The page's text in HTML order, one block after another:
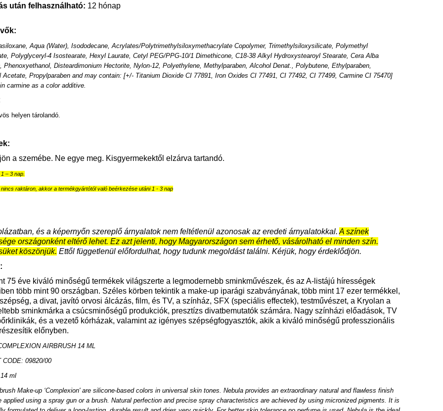
után felhasználható: 12 hónap
Aqua (Water), Isododecane, Acrylates/Polytrimethylsiloxymethacrylate Copolymer, Trimethylsiloxysilicate, Polymethyl
Polyglyceryl-4 Isostearate, Hexyl Laurate, Cetyl PEG/PPG-10/1 Dimethicone, C18-38 Alkyl Hydroxystearoyl Stearate, Cera Alba
Phenoxyethanol, Disteardimonium Hectorite, Nylon-12, Polyethylene, Methylparaben, Alcohol Denat., Polybutene, Ethylparaben,
Acetate, Propylparaben and may contain: [+/- Titanium Dioxide CI 77891, Iron Oxides CI 77491, CI 77492, CI 77499, Carmine CI 75470]
carmine as a color additive.
helyen tárolandó.
a szemébe. Ne egye meg. Kisgyermekektől elzárva tartandó.
– 3 nap.
raktáron, akkor a termékgyártótól való beérkezése utáni 1 - 3 nap
és a képernyőn szereplő árnyalatok nem feltétlenül azonosak az eredeti árnyalatokkal. A színek
országonként eltérő lehet. Ez azt jelenti, hogy Magyarországon sem érhető, vásárolható el minden szín.
köszönjük. Ettől függetlenül előfordulhat, hogy tudunk megoldást találni. Kérjük, hogy érdeklődjön.
75 éve kiváló minőségű termékek világszerte a legmodernebb sminkművészek, és az A-listájú hírességek
több mint 90 országban. Széles körben tekintik a make-up iparági szabványának, több mint 17 ezer termékkel,
a divat, javító orvosi álcázás, film, és TV, a színház, SFX (speciális effectek), testművészet, a Kryolan a
sminkmárka a csúcsminőségű produkciók, presztízs divatbemutatók számára. Nagy színházi előadások, TV
és a vezető kórházak, valamint az igényes szépségfogyasztók, akik a kiváló minőségű professzionális
előnyben.
AIRBRUSH 14 ML
CODE: 09820/00
ml
Make-up ‘Complexion' are silicone-based colors in universal skin tones. Nebula provides an extraordinary natural and flawless finish
applied using a spray gun or a brush. Natural perfection and precise spray characteristics are achieved by using micronized pigments. It is